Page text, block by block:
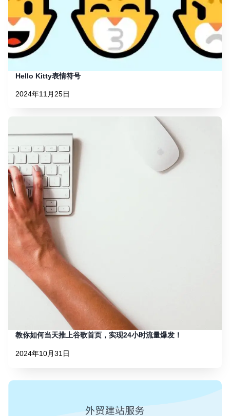
Hello Kitty表情符号
2024年11月25日
教你如何当天推上谷歌首页，实现24小时流量爆发！
2024年10月31日